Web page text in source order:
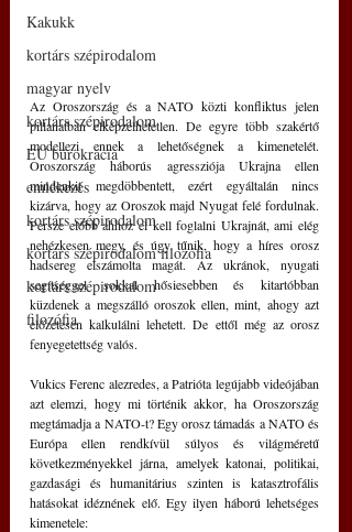
Kakukk
kortárs szépirodalom
magyar nyelv
kortárs szépirodalom
EU bürokrácia
emlékezés
kortárs szépirodalom
kortárs szépirodalom filozófia
kortárs szépirodalom
filozófia
Az Oroszország és a NATO közti konfliktus jelen
pillanatban elképzelhetetlen. De egyre több szakértő
modellezi ennek a lehetőségnek a kimenetelét.
Oroszország háborús agressziója Ukrajna ellen
mindenkit megdöbbentett, ezért egyáltalán nincs
kizárva, hogy az Oroszok majd Nyugat felé fordulnak.
Persze előbb ahhoz el kell foglalni Ukrajnát, ami elég
nehézkesen megy, és úgy tűnik, hogy a híres orosz
hadsereg elszámolta magát. Az ukránok, nyugati
segítséggel sokkal hősiesebben és kitartóbban
küzdenek a megszálló oroszok ellen, mint, ahogy azt
előzetesen kalkulálni lehetett. De ettől még az orosz
fenyegetettség valós.
Vukics Ferenc alezredes, a Patrióta legújabb videójában
azt elemzi, hogy mi történik akkor, ha Oroszország
megtámadja a NATO-t? Egy orosz támadás a NATO és
Európa ellen rendkívül súlyos és világméretű
következményekkel járna, amelyek katonai, politikai,
gazdasági és humanitárius szinten is katasztrofális
hatásokat idéznének elő. Egy ilyen háború lehetséges
kimenetele: